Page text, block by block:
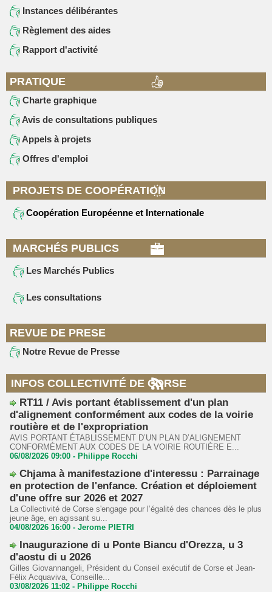
Instances délibérantes
Règlement des aides
Rapport d'activité
PRATIQUE
Charte graphique
Avis de consultations publiques
Appels à projets
Offres d'emploi
PROJETS DE COOPÉRATION
Coopération Européenne et Internationale
MARCHÉS PUBLICS
Les Marchés Publics
Les consultations
REVUE DE PRESE
Notre Revue de Presse
INFOS COLLECTIVITÉ DE CORSE
RT11 / Avis portant établissement d'un plan
d'alignement conformément aux codes de la voirie
routière et de l'expropriation
AVIS PORTANT ÉTABLISSEMENT D’UN PLAN D’ALIGNEMENT
CONFORMÉMENT AUX CODES DE LA VOIRIE ROUTIÈRE E...
06/08/2026 09:00 - Philippe Rocchi
Chjama à manifestazione d'interessu : Parrainage
en protection de l'enfance. Création et déploiement
d'une offre sur 2026 et 2027
La Collectivité de Corse s'engage pour l’égalité des chances dès le plus
jeune âge, en agissant su...
04/08/2026 16:00 - Jerome PIETRI
Inaugurazione di u Ponte Biancu d'Orezza, u 3
d'aostu di u 2026
Gilles Giovannangeli, Président du Conseil exécutif de Corse et Jean-
Félix Acquaviva, Conseille...
03/08/2026 11:02 - Philippe Rocchi